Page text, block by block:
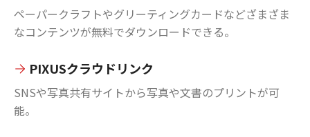
ペーパークラフトやグリーティングカードなどざまざま
なコンテンツが無料でダウンロードできる。
PIXUSクラウドリンク
SNSや写真共有サイトから写真や文書のプリントが可
能。